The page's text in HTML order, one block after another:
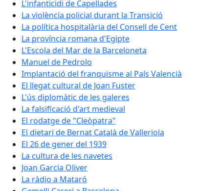
L'infanticidi de Capellades
La violència policial durant la Transició
La política hospitalària del Consell de Cent
La província romana d'Egipte
L'Escola del Mar de la Barceloneta
Manuel de Pedrolo
Implantació del franquisme al País Valencià
El llegat cultural de Joan Fuster
L'ús diplomàtic de les galeres
La falsificació d'art medieval
El rodatge de "Cleòpatra"
El dietari de Bernat Català de Valleriola
El 26 de gener del 1939
La cultura de les navetes
Joan Garcia Oliver
La ràdio a Mataró